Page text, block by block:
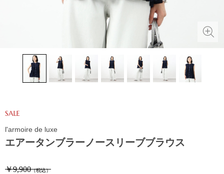
エアータンブラーノースリーブブラウス
SALE
￥9,900（税込）
l'armoire de luxe